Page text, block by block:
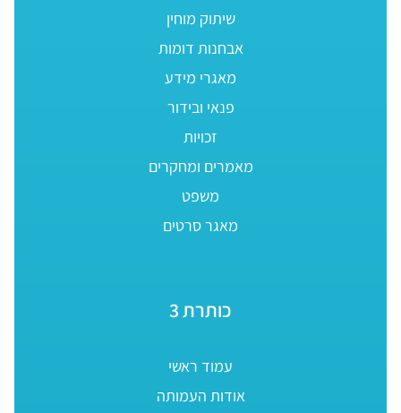
שיתוק מוחין
אבחנות דומות
מאגרי מידע
פנאי ובידור
זכויות
מאמרים ומחקרים
משפט
מאגר סרטים
כותרת 3
עמוד ראשי
אודות העמותה